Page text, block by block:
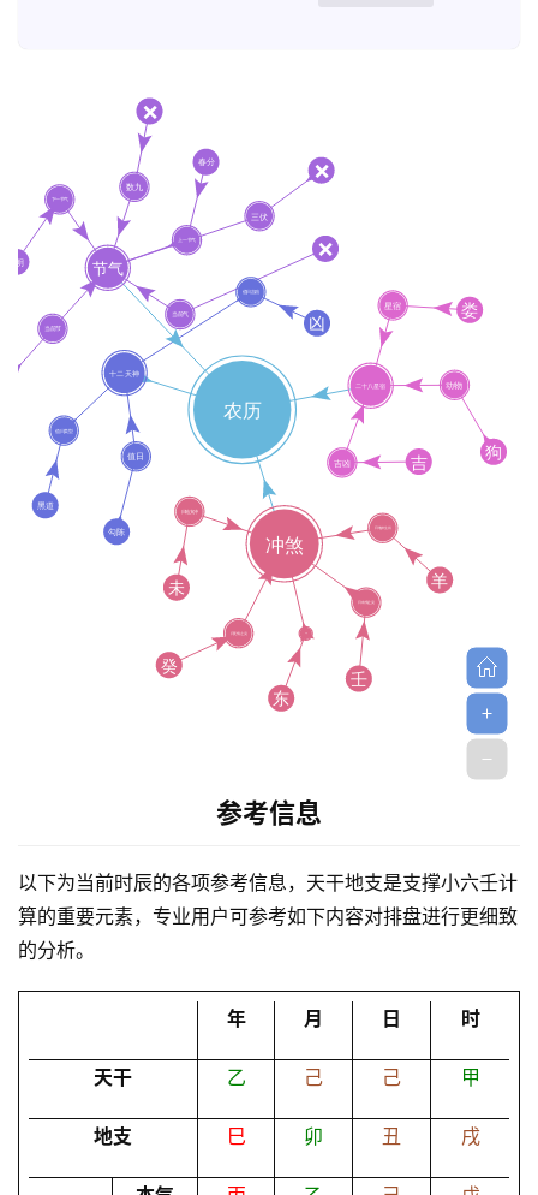
页
参考信息
以下为当前时辰的各项参考信息，天干地支是支撑小六壬计
算的重要元素，专业用户可参考如下内容对排盘进行更细致
的分析。
年 月 日 时
天干 乙 己 己 甲
地支 巳 卯 丑 戌